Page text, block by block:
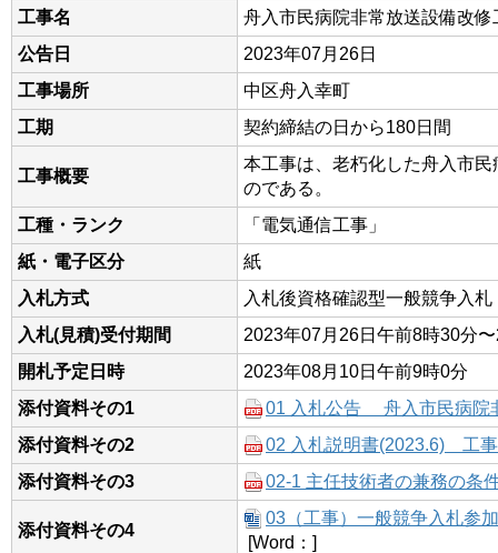
工事名
舟入市民病院非常放送設備改修
公告日
2023年07月26日
工事場所
中区舟入幸町
工期
契約締結の日から180日間
工事概要
本工事は、老朽化した舟入市
のである。
工種・ランク
「電気通信工事」
紙・電子区分
紙
入札方式
入札後資格確認型一般競争入札
入札(見積)受付期間
2023年07月26日午前8時30分
開札予定日時
2023年08月10日午前9時0分
添付資料その1
01 入札公告 舟入市民病院
添付資料その2
02 入札説明書(2023.6) 工事
添付資料その3
02-1 主任技術者の兼務の条
添付資料その4
03（工事）一般競争入札参
[Word：]